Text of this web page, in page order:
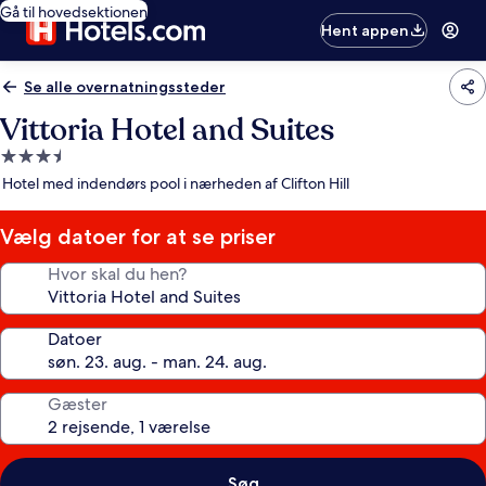
Gå til hovedsektionen
Hent appen
Se alle overnatningssteder
Vittoria Hotel and Suites
3.5-
stjernet
Hotel med indendørs pool i nærheden af Clifton Hill
Vælg datoer for at se priser
Hvor skal du hen?
Datoer
Gæster